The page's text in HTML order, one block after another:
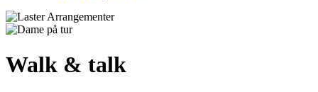
Walk & talk